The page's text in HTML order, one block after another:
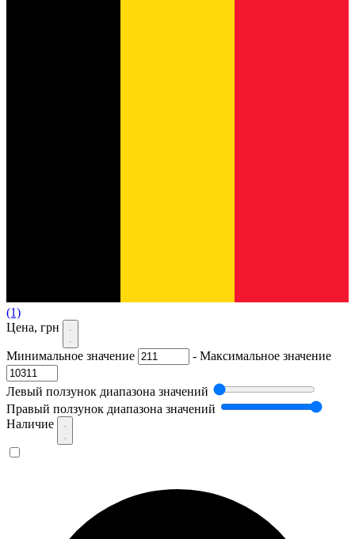
(1)
Цена, грн
Минимальное значение - Максимальное значение
Левый ползунок диапазона значений
Правый ползунок диапазона значений
Наличие